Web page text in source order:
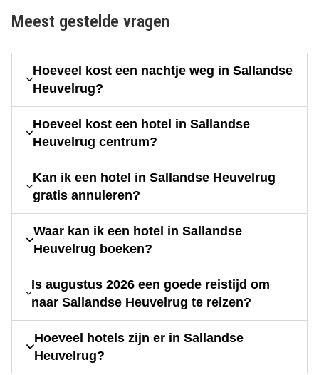
Meest gestelde vragen
Hoeveel kost een nachtje weg in Sallandse
Heuvelrug?
Hoeveel kost een hotel in Sallandse
Heuvelrug centrum?
Kan ik een hotel in Sallandse Heuvelrug
gratis annuleren?
Waar kan ik een hotel in Sallandse
Heuvelrug boeken?
Is augustus 2026 een goede reistijd om
naar Sallandse Heuvelrug te reizen?
Hoeveel hotels zijn er in Sallandse
Heuvelrug?